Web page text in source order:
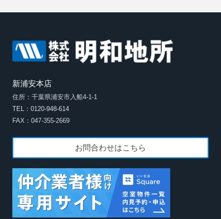
新浦安本店
住所：千葉県浦安市入船4-1-1
TEL：0120-948-614
FAX：047-355-2669
お問合わせはこちら